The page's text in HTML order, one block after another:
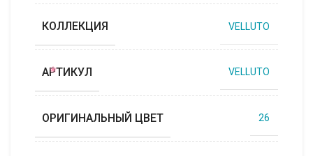
КОЛЛЕКЦИЯ VELLUTO
АРТИКУЛ VELLUTO
ОРИГИНАЛЬНЫЙ ЦВЕТ 26